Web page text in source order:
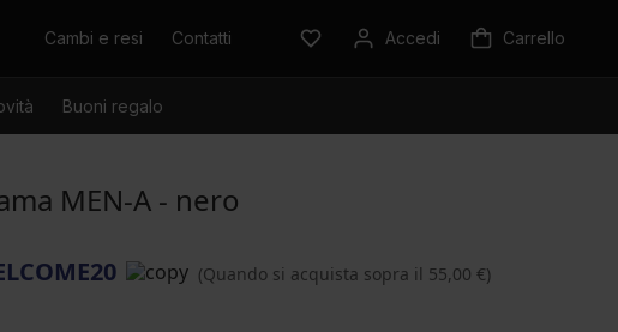
CercareCambi e resi Contatti Accedi Carrello
Buoni regalo
MEN-A - nero
(Quando si acquista sopra il 55,00 €)